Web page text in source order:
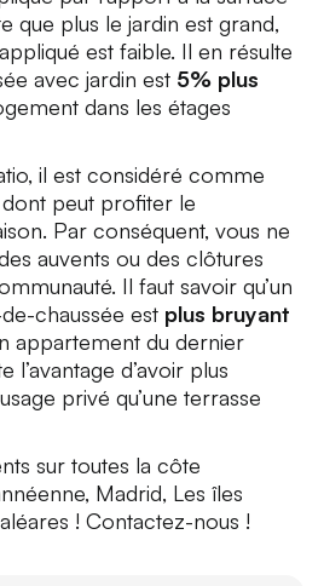
que plus le jardin est grand,
est faible. Il en résulte
avec jardin est 5% plus
dans les étages
il est considéré comme
peut profiter le
Par conséquent, vous ne
auvents ou des clôtures
Il faut savoir qu’un
chaussée est plus bruyant
appartement du dernier
l’avantage d’avoir plus
privé qu’une terrasse
sur toutes la côte
Madrid, Les îles
! Contactez-nous !